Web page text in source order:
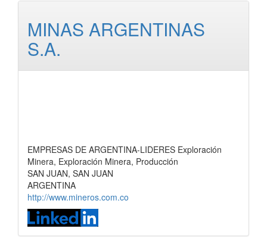
MINAS ARGENTINAS
S.A.
EMPRESAS DE ARGENTINA-LIDERES Exploración
Minera, Exploración Minera, Producción
SAN JUAN, SAN JUAN
ARGENTINA
http://www.mineros.com.co